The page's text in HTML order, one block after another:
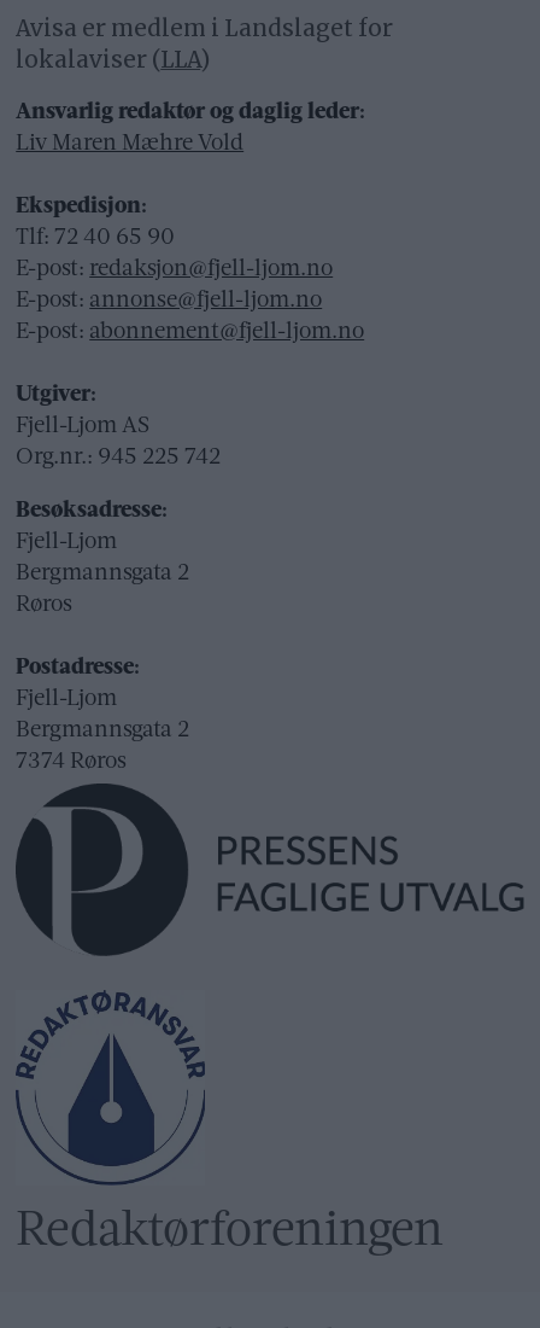
Avisa er medlem i Landslaget for
lokalaviser (LLA)
Ansvarlig redaktør og daglig leder:
Liv Maren Mæhre Vold
Ekspedisjon:
Tlf: 72 40 65 90
E-post: redaksjon@fjell-ljom.no
E-post: annonse@fjell-ljom.no
E-post: abonnement@fjell-ljom.no
Utgiver:
Fjell-Ljom AS
Org.nr.: 945 225 742
Besøksadresse:
Fjell-Ljom
Bergmannsgata 2
Røros
Postadresse:
Fjell-Ljom
Bergmannsgata 2
7374 Røros
Redaktør­foreningen